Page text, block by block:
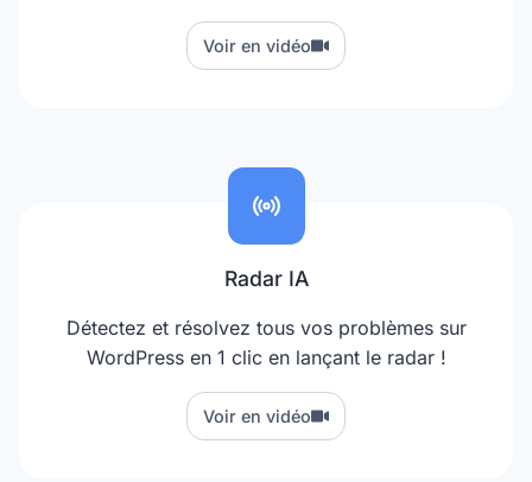
Voir en vidéo
Radar IA
Détectez et résolvez tous vos problèmes sur
WordPress en 1 clic en lançant le radar !
Voir en vidéo